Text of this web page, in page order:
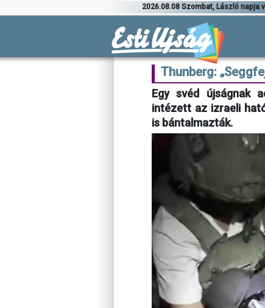
2026.08.08 Szombat, László napja
Thunberg:
Egy svéd újságnak
intézett az izraeli
is bántalmazták.